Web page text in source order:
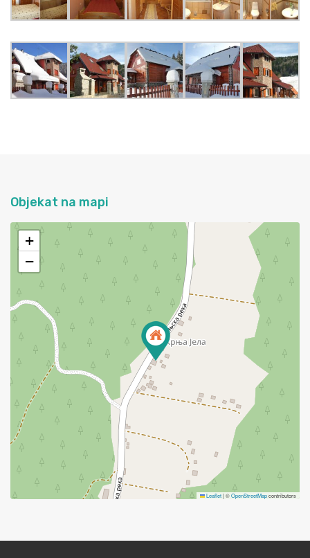
Objekat na mapi
+
−
Leaflet|©OpenStreetMapcontributors